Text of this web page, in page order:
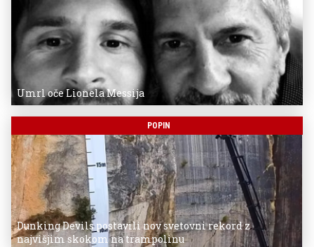
Umrl oče Lionela Messija
POPIN
Dunking Devils postavili nov svetovni rekord z
najvišjim skokom na trampolinu